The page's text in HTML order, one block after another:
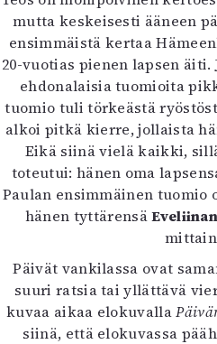
Info
Tilaus ja
Kaltio
mutta keskeisesti ääneen
ensimmäistä kertaa
20-vuotias pienen lapsen
ehdonalaisia tuomioita
tuomio tuli törkeästä
alkoi pitkä kierre, jollaista
Eikä siinä vielä kaikki,
toteutui: hänen oma
Paulan ensimmäinen tuomio
hänen tyttärensäEveliinan
Päivät vankilassa ovat
suuri ratsia tai yllättävä
kuvaa aikaa elokuvalla
siinä, että elokuvassa